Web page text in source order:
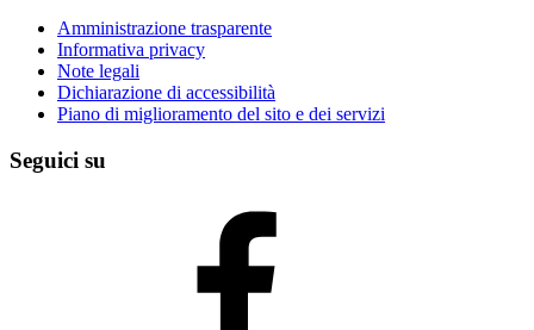
Amministrazione trasparente
Informativa privacy
Note legali
Dichiarazione di accessibilità
Piano di miglioramento del sito e dei servizi
Seguici su